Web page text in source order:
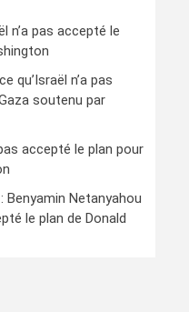
n’a pas accepté le
qu’Israël n’a pas
soutenu par
accepté le plan pour
Benyamin Netanyahou
le plan de Donald